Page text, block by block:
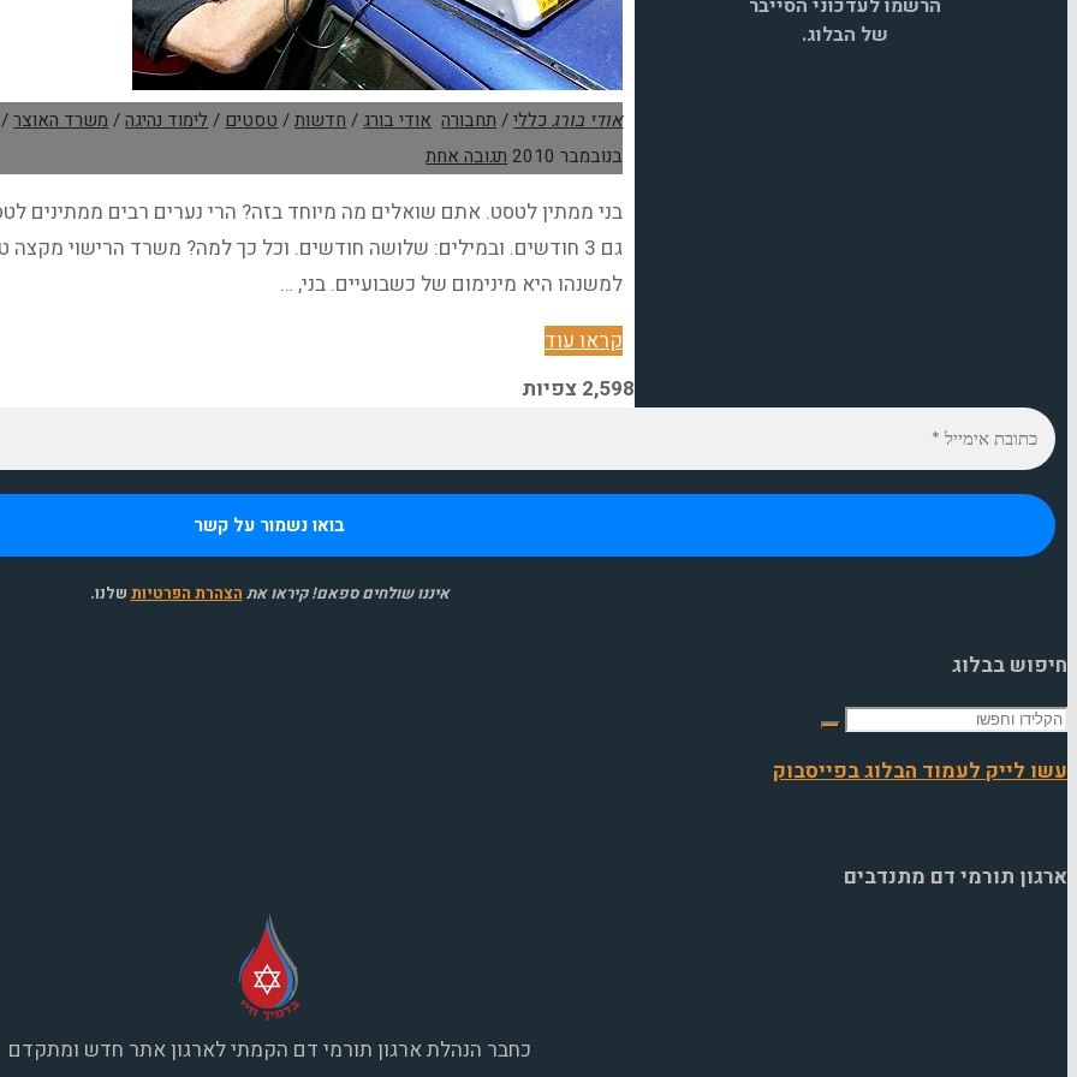
אודי בורג כללי/ תחבורה אודי בורג/ חדשות/ טסטים / לימוד נהיגה/ משרד האוצר/
בנובמבר 2010
תגובה אחת
למשנהו היא מינימום של כשבועיים. בני, …
קראו עוד"קנונית/שערורית
הטסטים
2,598 צפיות
הרשמו לעדכוני הסייבר
של הבלוג.
איננו שולחים ספאם! קיראו את הצהרת הפרטיות שלנו.
חיפוש בבלוג
חפש
עשו לייק לעמוד הבלוג בפייסבוק
ארגון תורמי דם מתנדבים
כחבר הנהלת ארגון תורמי דם הקמתי לארגון אתר חדש ומתקדם